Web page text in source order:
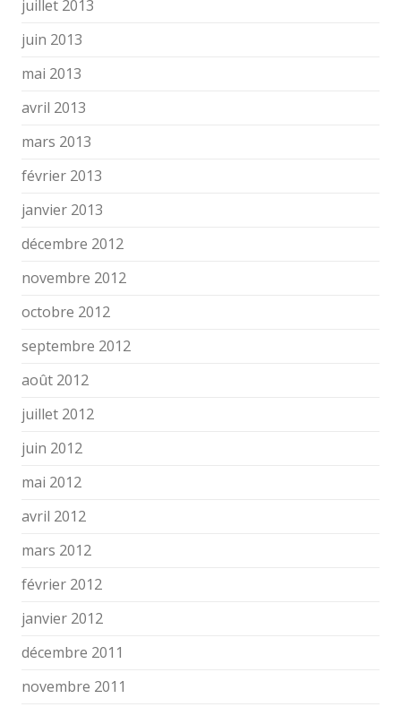
juillet 2013
juin 2013
mai 2013
avril 2013
mars 2013
février 2013
janvier 2013
décembre 2012
novembre 2012
octobre 2012
septembre 2012
août 2012
juillet 2012
juin 2012
mai 2012
avril 2012
mars 2012
février 2012
janvier 2012
décembre 2011
novembre 2011